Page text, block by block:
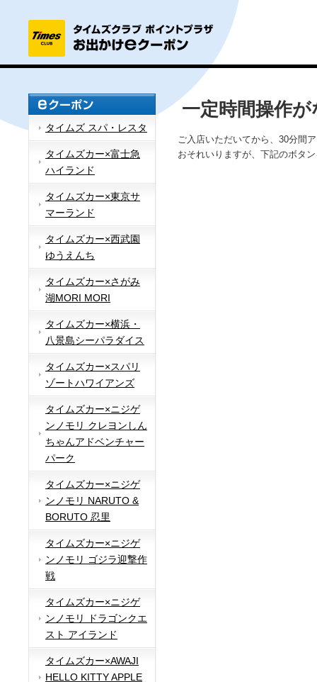
タイムズ スパ・レスタ
タイムズカー×富士急
ハイランド
タイムズカー×東京サ
マーランド
タイムズカー×西武園
ゆうえんち
タイムズカー×さがみ
湖MORI MORI
タイムズカー×横浜・
八景島シーパラダイス
タイムズカー×スパリ
ゾートハワイアンズ
タイムズカー×ニジゲ
ンノモリ クレヨンしん
ちゃんアドベンチャー
パーク
タイムズカー×ニジゲ
ンノモリ NARUTO &
BORUTO 忍里
タイムズカー×ニジゲ
ンノモリ ゴジラ迎撃作
戦
タイムズカー×ニジゲ
ンノモリ ドラゴンクエ
スト アイランド
タイムズカー×AWAJI
HELLO KITTY APPLE
一定時間操作
ご入店いただいてから、30分間
おそれいりますが、下記のボタ